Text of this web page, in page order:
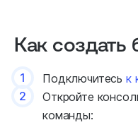
Как создать
1 Подключитесь к
2
Откройте
команды: